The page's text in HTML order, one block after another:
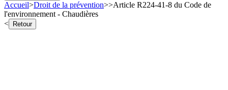
Accueil>Droit de la prévention>>Article R224-41-8 du Code de
l'environnement - Chaudières
<
Retour